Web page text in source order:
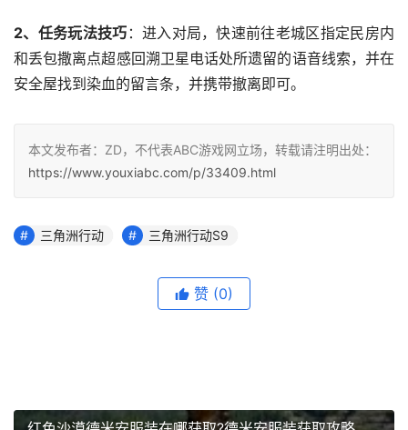
2、任务玩法技巧 ：进入对局，快速前往老城区指定民房内
和丢包撒离点超感回溯卫星电话处所遗留的语音线索，并在
安全屋找到染血的留言条，并携带撤离即可。
本文发布者：ZD，不代表ABC游戏网立场，转载请注明出处：
https://www.youxiabc.com/p/33409.html
三角洲行动 三角洲行动S9
赞 (0)